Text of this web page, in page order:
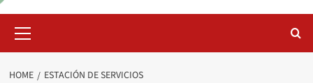
Menu
HOME ESTACIÓN DE SERVICIOS